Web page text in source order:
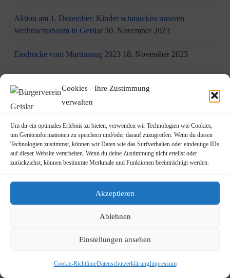
Cookies - Ihre Zustimmung
verwalten
Um dir ein optimales Erlebnis zu bieten, verwenden wir Technologien wie Cookies,
um Geräteinformationen zu speichern und/oder darauf zuzugreifen. Wenn du diesen
Technologien zustimmst, können wir Daten wie das Surfverhalten oder eindeutige IDs
auf dieser Website verarbeiten. Wenn du deine Zustimmung nicht erteilst oder
zurückziehst, können bestimmte Merkmale und Funktionen beeinträchtigt werden.
Akzeptieren
Ablehnen
Einstellungen ansehen
Cookie-RichtlinieDatenschutzerklärungImpressum
Aktion am 1. Dezember: Kinder schmücken unseren
Weihnachtsbaum in Geislar 30. November 2023
Eindrücke vom Martinszug 2023 18. November 2023
Malwettbewerb für Kinder
Neuer Standort der Jugendarbeit „op Jöck“ vom
JUgendZEntrum Haus Michael 9. November 2023
DRK Blutspende am Mittwoch, den 22.11.2023 in Vilich
3. November 2023
19.10.2023: Rundgang durch Geislar mit Vertretern der FDP
Vertreter:innen der FDP (Kreisverband Bonn)